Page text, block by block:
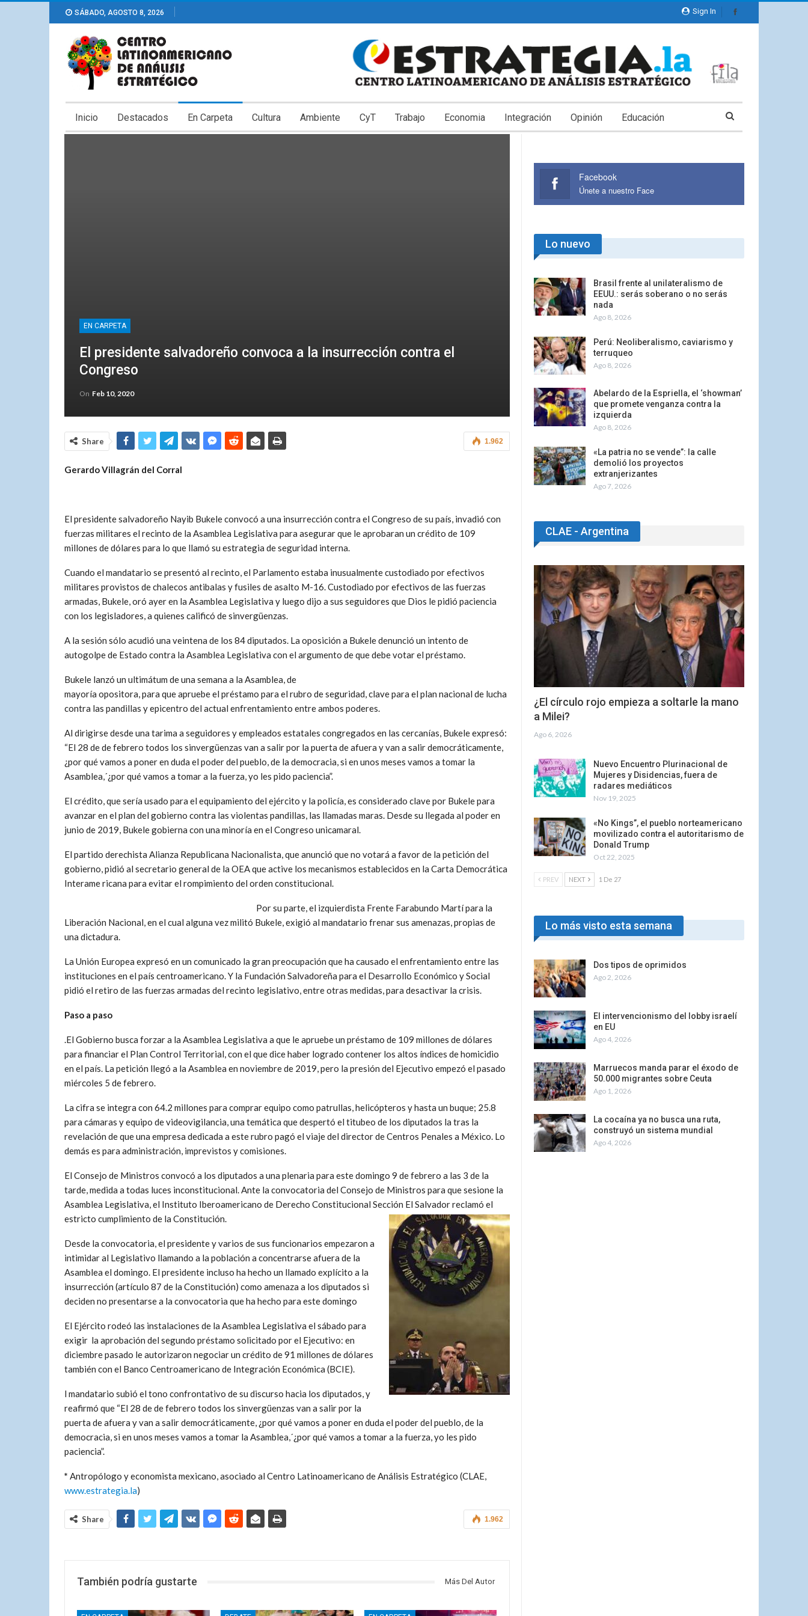
Sign In
SÁBADO, AGOSTO 8, 2026
Inicio Destacados En Carpeta Cultura Ambiente CyT Trabajo Economia Integración Opinión Educación
EN CARPETA
El presidente salvadoreño convoca a la insurrección contra el
Congreso
On Feb 10, 2020
1.962
Share
Gerardo Villagrán del Corral
El presidente salvadoreño Nayib Bukele convocó a una insurrección contra el Congreso de su país, invadió con
fuerzas militares el recinto de la Asamblea Legislativa para asegurar que le aprobaran un crédito de 109
millones de dólares para lo que llamó su estrategia de seguridad interna.
Cuando el mandatario se presentó al recinto, el Parlamento estaba inusualmente custodiado por efectivos
militares provistos de chalecos antibalas y fusiles de asalto M-16. Custodiado por efectivos de las fuerzas
armadas, Bukele, oró ayer en la Asamblea Legislativa y luego dijo a sus seguidores que Dios le pidió paciencia
con los legisladores, a quienes calificó de sinvergüenzas.
A la sesión sólo acudió una veintena de los 84 diputados. La oposición a Bukele denunció un intento de
autogolpe de Estado contra la Asamblea Legislativa con el argumento de que debe votar el préstamo.
Bukele lanzó un ultimátum de una semana a la Asamblea, de
mayoría opositora, para que apruebe el préstamo para el rubro de seguridad, clave para el plan nacional de lucha
contra las pandillas y epicentro del actual enfrentamiento entre ambos poderes.
Al dirigirse desde una tarima a seguidores y empleados estatales congregados en las cercanías, Bukele expresó:
“El 28 de de febrero todos los sinvergüenzas van a salir por la puerta de afuera y van a salir democráticamente,
¿por qué vamos a poner en duda el poder del pueblo, de la democracia, si en unos meses vamos a tomar la
Asamblea,´¿por qué vamos a tomar a la fuerza, yo les pido paciencia”.
El crédito, que sería usado para el equipamiento del ejército y la policía, es considerado clave por Bukele para
avanzar en el plan del gobierno contra las violentas pandillas, las llamadas maras. Desde su llegada al poder en
junio de 2019, Bukele gobierna con una minoría en el Congreso unicamaral.
El partido derechista Alianza Republicana Nacionalista, que anunció que no votará a favor de la petición del
gobierno, pidió al secretario general de la OEA que active los mecanismos establecidos en la Carta Democrática
Interame ricana para evitar el rompimiento del orden constitucional.
Por su parte, el izquierdista Frente Farabundo Martí para la
Liberación Nacional, en el cual alguna vez militó Bukele, exigió al mandatario frenar sus amenazas, propias de
una dictadura.
La Unión Europea expresó en un comunicado la gran preocupación que ha causado el enfrentamiento entre las
instituciones en el país centroamericano. Y la Fundación Salvadoreña para el Desarrollo Económico y Social
pidió el retiro de las fuerzas armadas del recinto legislativo, entre otras medidas, para desactivar la crisis.
Paso a paso
.El Gobierno busca forzar a la Asamblea Legislativa a que le apruebe un préstamo de 109 millones de dólares
para financiar el Plan Control Territorial, con el que dice haber logrado contener los altos índices de homicidio
en el país. La petición llegó a la Asamblea en noviembre de 2019, pero la presión del Ejecutivo empezó el pasado
miércoles 5 de febrero.
La cifra se integra con 64.2 millones para comprar equipo como patrullas, helicópteros y hasta un buque; 25.8
para cámaras y equipo de videovigilancia, una temática que despertó el titubeo de los diputados la tras la
revelación de que una empresa dedicada a este rubro pagó el viaje del director de Centros Penales a México. Lo
demás es para administración, imprevistos y comisiones.
El Consejo de Ministros convocó a los diputados a una plenaria para este domingo 9 de febrero a las 3 de la
tarde, medida a todas luces inconstitucional. Ante la convocatoria del Consejo de Ministros para que sesione la
Asamblea Legislativa, el Instituto Iberoamericano de Derecho Constitucional Sección El Salvador reclamó el
estricto cumplimiento de la Constitución.
Desde la convocatoria, el presidente y varios de sus funcionarios empezaron a
intimidar al Legislativo llamando a la población a concentrarse afuera de la
Asamblea el domingo. El presidente incluso ha hecho un llamado explícito a la
insurrección (artículo 87 de la Constitución) como amenaza a los diputados si
deciden no presentarse a la convocatoria que ha hecho para este domingo
El Ejército rodeó las instalaciones de la Asamblea Legislativa el sábado para
exigir la aprobación del segundo préstamo solicitado por el Ejecutivo: en
diciembre pasado le autorizaron negociar un crédito de 91 millones de dólares
también con el Banco Centroamericano de Integración Económica (BCIE).
l mandatario subió el tono confrontativo de su discurso hacia los diputados, y
reafirmó que “El 28 de de febrero todos los sinvergüenzas van a salir por la
puerta de afuera y van a salir democráticamente, ¿por qué vamos a poner en duda el poder del pueblo, de la
democracia, si en unos meses vamos a tomar la Asamblea,´¿por qué vamos a tomar a la fuerza, yo les pido
paciencia”.
* Antropólogo y economista mexicano, asociado al Centro Latinoamericano de Análisis Estratégico (CLAE,
www.estrategia.la)
1.962
Share
También podría gustarte Más Del Autor
Facebook
Únete a nuestro Face
Lo nuevo
Brasil frente al unilateralismo de
EEUU.: serás soberano o no serás
nada
Ago 8, 2026
Perú: Neoliberalismo, caviarismo y
terruqueo
Ago 8, 2026
Abelardo de la Espriella, el ‘showman’
que promete venganza contra la
izquierda
Ago 8, 2026
«La patria no se vende”: la calle
demolió los proyectos
extranjerizantes
Ago 7, 2026
CLAE - Argentina
¿El círculo rojo empieza a soltarle la mano
a Milei?
Ago 6, 2026
Nuevo Encuentro Plurinacional de
Mujeres y Disidencias, fuera de
radares mediáticos
Nov 19, 2025
«No Kings”, el pueblo norteamericano
movilizado contra el autoritarismo de
Donald Trump
Oct 22, 2025
PREV NEXT 1 De 27
Lo más visto esta semana
Dos tipos de oprimidos
Ago 2, 2026
El intervencionismo del lobby israelí
en EU
Ago 4, 2026
Marruecos manda parar el éxodo de
50.000 migrantes sobre Ceuta
Ago 1, 2026
La cocaína ya no busca una ruta,
construyó un sistema mundial
Ago 4, 2026